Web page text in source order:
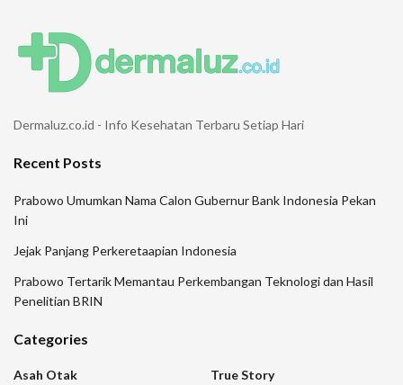
Dermaluz.co.id - Info Kesehatan Terbaru Setiap Hari
Recent Posts
Prabowo Umumkan Nama Calon Gubernur Bank Indonesia Pekan
Ini
Jejak Panjang Perkeretaapian Indonesia
Prabowo Tertarik Memantau Perkembangan Teknologi dan Hasil
Penelitian BRIN
Categories
Asah Otak True Story